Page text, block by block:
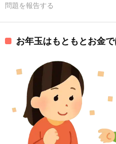
問題を報告する
お年玉はもともとお金